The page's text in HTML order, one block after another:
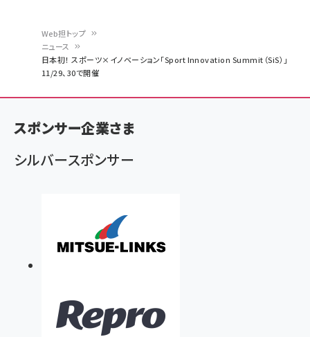
く
ず
Web担トップ
ニュース
日本初！ スポーツ×イノベーション「Sport Innovation Summit（SiS）」
11/29、30で開催
スポンサー企業さま
シルバースポンサー